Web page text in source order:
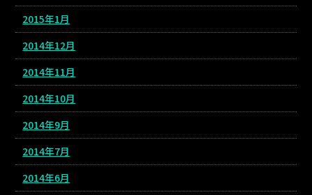
2015年1月
2014年12月
2014年11月
2014年10月
2014年9月
2014年7月
2014年6月